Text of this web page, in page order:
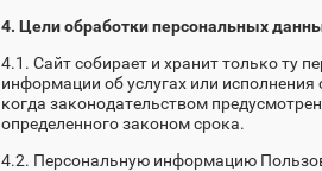
4. Цели обработки персональных
4.1. Сайт собирает и хранит только ту
информации об услугах или
когда законодательством
определенного законом срока.
4.2. Персональную информацию